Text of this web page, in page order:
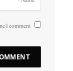
I comment.